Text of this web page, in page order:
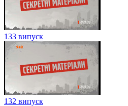
133 випуск
132 випуск